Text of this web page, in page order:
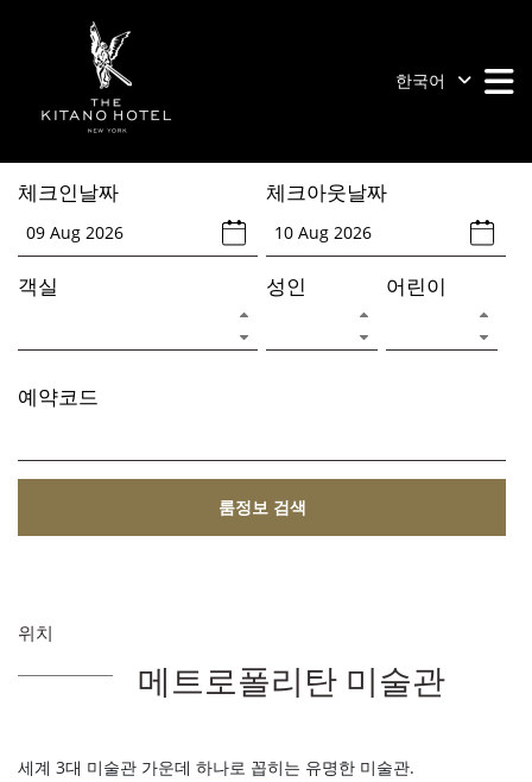
The
Prince
Kitano
York
한국어
체크인날짜 체크아웃날짜
객실 성인 어린이
예약코드
룸정보 검색
위치
메트로폴리탄 미술관
세계 3대 미술관 가운데 하나로 꼽히는 유명한 미술관.